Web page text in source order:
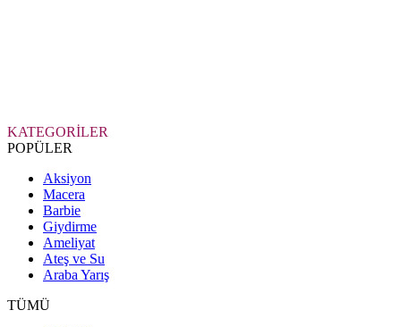
KATEGORİLER
POPÜLER
Aksiyon
Macera
Barbie
Giydirme
Ameliyat
Ateş ve Su
Araba Yarış
TÜMÜ